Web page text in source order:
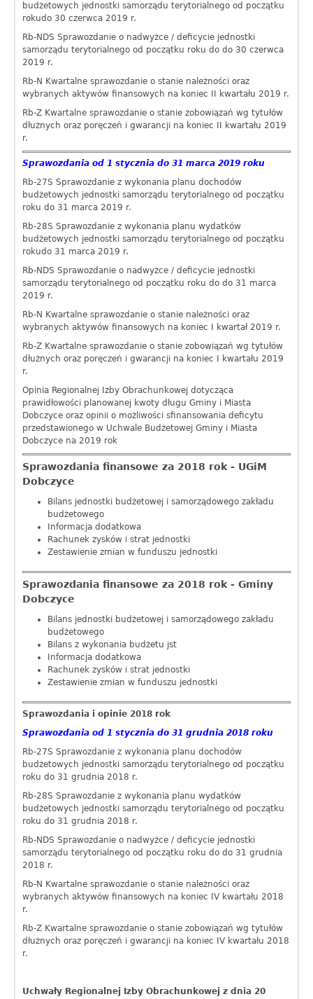
budżetowych jednostki samorządu terytorialnego od początku
rokudo 30 czerwca 2019 r.
Rb-NDS Sprawozdanie o nadwyżce / deficycie jednostki
samorządu terytorialnego od początku roku do do 30 czerwca
2019 r.
Rb-N Kwartalne sprawozdanie o stanie należności oraz
wybranych aktywów finansowych na koniec II kwartału 2019 r.
Rb-Z Kwartalne sprawozdanie o stanie zobowiązań wg tytułów
dłużnych oraz poręczeń i gwarancji na koniec II kwartału 2019
r.
Sprawozdania od 1 stycznia do 31 marca 2019 roku
Rb-27S Sprawozdanie z wykonania planu dochodów
budżetowych jednostki samorządu terytorialnego od początku
roku do 31 marca 2019 r.
Rb-28S Sprawozdanie z wykonania planu wydatków
budżetowych jednostki samorządu terytorialnego od początku
rokudo 31 marca 2019 r.
Rb-NDS Sprawozdanie o nadwyżce / deficycie jednostki
samorządu terytorialnego od początku roku do do 31 marca
2019 r.
Rb-N Kwartalne sprawozdanie o stanie należności oraz
wybranych aktywów finansowych na koniec I kwartał 2019 r.
Rb-Z Kwartalne sprawozdanie o stanie zobowiązań wg tytułów
dłużnych oraz poręczeń i gwarancji na koniec I kwartału 2019
r.
Opinia Regionalnej Izby Obrachunkowej dotycząca
prawidłowości planowanej kwoty długu Gminy i Miasta
Dobczyce oraz opinii o możliwości sfinansowania deficytu
przedstawionego w Uchwale Budżetowej Gminy i Miasta
Dobczyce na 2019 rok
Sprawozdania finansowe za 2018 rok - UGiM
Dobczyce
Bilans jednostki budżetowej i samorządowego zakładu
budżetowego
Informacja dodatkowa
Rachunek zysków i strat jednostki
Zestawienie zmian w funduszu jednostki
Sprawozdania finansowe za 2018 rok - Gminy
Dobczyce
Bilans jednostki budżetowej i samorządowego zakładu
budżetowego
Bilans z wykonania budżetu jst
Informacja dodatkowa
Rachunek zysków i strat jednostki
Zestawienie zmian w funduszu jednostki
Sprawozdania i opinie 2018 rok
Sprawozdania od 1 stycznia do 31 grudnia 2018 roku
Rb-27S Sprawozdanie z wykonania planu dochodów
budżetowych jednostki samorządu terytorialnego od początku
roku do 31 grudnia 2018 r.
Rb-28S Sprawozdanie z wykonania planu wydatków
budżetowych jednostki samorządu terytorialnego od początku
roku do 31 grudnia 2018 r.
Rb-NDS Sprawozdanie o nadwyżce / deficycie jednostki
samorządu terytorialnego od początku roku do do 31 grudnia
2018 r.
Rb-N Kwartalne sprawozdanie o stanie należności oraz
wybranych aktywów finansowych na koniec IV kwartału 2018
r.
Rb-Z Kwartalne sprawozdanie o stanie zobowiązań wg tytułów
dłużnych oraz poręczeń i gwarancji na koniec IV kwartału 2018
r.
Uchwały Regionalnej Izby Obrachunkowej z dnia 20